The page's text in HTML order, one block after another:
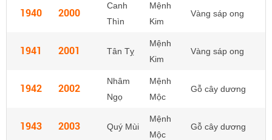
1940 2000
Canh
Thìn
Mệnh
Kim
Vàng sáp ong
1941 2001 Tân Tỵ
Mệnh
Kim
Vàng sáp ong
1942 2002
Nhâm
Ngọ
Mệnh
Mộc
Gỗ cây dương
1943 2003 Quý Mùi
Mệnh
Mộc
Gỗ cây dương